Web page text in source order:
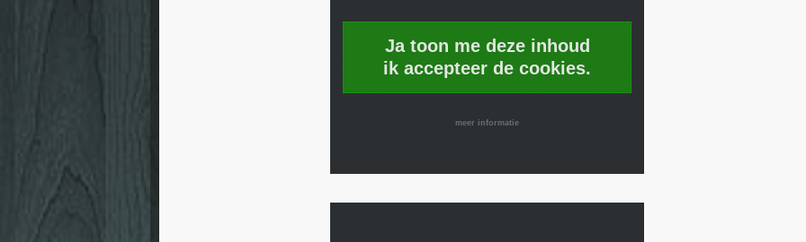
Ja toon me deze inhoud
ik accepteer de cookies.
meer informatie